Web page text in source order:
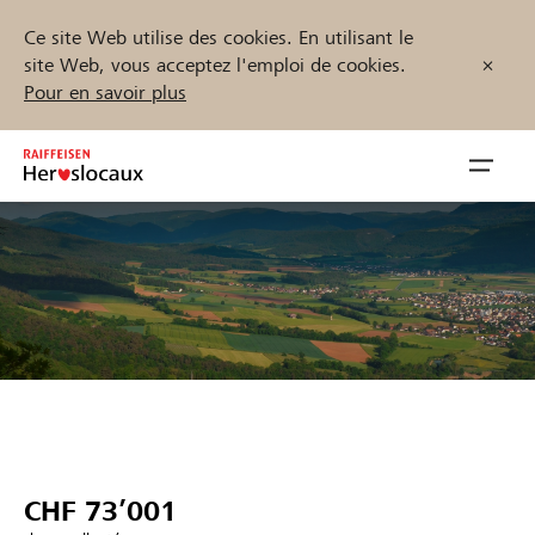
Ce site Web utilise des cookies. En utilisant le
site Web, vous acceptez l'emploi de cookies.
Pour en savoir plus
Inhalt
springen
öffnen
Soutien & assistance
Trouvez des projets et des organisations
Démarrez maintenant
CHF 73’001